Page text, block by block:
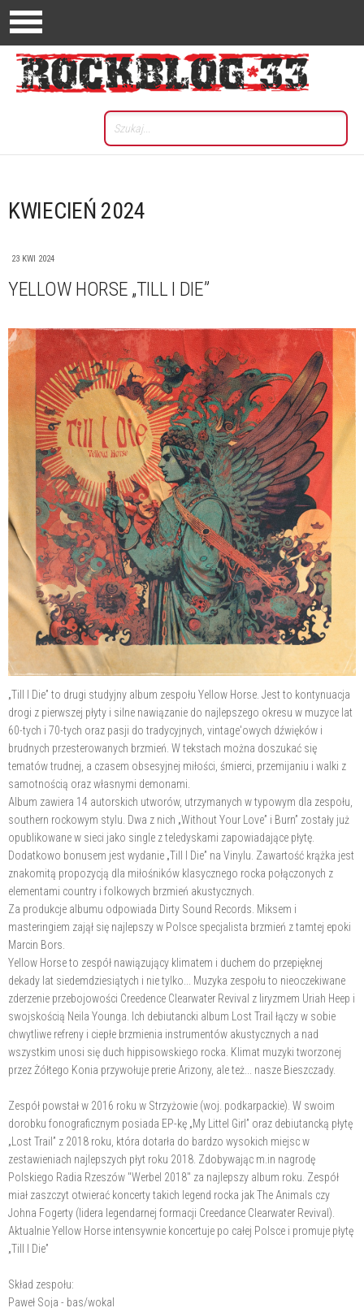
KWIECIEŃ 2024
23 KWI 2024
YELLOW HORSE „TILL I DIE”
„Till I Die” to drugi studyjny album zespołu Yellow Horse. Jest to kontynuacja
drogi z pierwszej płyty i silne nawiązanie do najlepszego okresu w muzyce lat
60-tych i 70-tych oraz pasji do tradycyjnych, vintage'owych dźwięków i
brudnych przesterowanych brzmień. W tekstach można doszukać się
tematów trudnej, a czasem obsesyjnej miłości, śmierci, przemijaniu i walki z
samotnością oraz własnymi demonami.
Album zawiera 14 autorskich utworów, utrzymanych w typowym dla zespołu,
southern rockowym stylu. Dwa z nich „Without Your Love” i Burn” zostały już
opublikowane w sieci jako single z teledyskami zapowiadające płytę.
Dodatkowo bonusem jest wydanie „Till I Die” na Vinylu. Zawartość krążka jest
znakomitą propozycją dla miłośników klasycznego rocka połączonych z
elementami country i folkowych brzmień akustycznych.
Za produkcje albumu odpowiada Dirty Sound Records. Miksem i
masteringiem zajął się najlepszy w Polsce specjalista brzmień z tamtej epoki
Marcin Bors.
Yellow Horse to zespół nawiązujący klimatem i duchem do przepięknej
dekady lat siedemdziesiątych i nie tylko... Muzyka zespołu to nieoczekiwane
zderzenie przebojowości Creedence Clearwater Revival z liryzmem Uriah Heep i
swojskością Neila Younga. Ich debiutancki album Lost Trail łączy w sobie
chwytliwe refreny i ciepłe brzmienia instrumentów akustycznych a nad
wszystkim unosi się duch hippisowskiego rocka. Klimat muzyki tworzonej
przez Żółtego Konia przywołuje prerie Arizony, ale też... nasze Bieszczady.
Zespół powstał w 2016 roku w Strzyżowie (woj. podkarpackie). W swoim
dorobku fonograficznym posiada EP-kę „My Littel Girl” oraz debiutancką płytę
„Lost Trail” z 2018 roku, która dotarła do bardzo wysokich miejsc w
zestawieniach najlepszych płyt roku 2018. Zdobywając m.in nagrodę
Polskiego Radia Rzeszów "Werbel 2018" za najlepszy album roku. Zespół
miał zaszczyt otwierać koncerty takich legend rocka jak The Animals czy
Johna Fogerty (lidera legendarnej formacji Creedance Clearwater Revival).
Aktualnie Yellow Horse intensywnie koncertuje po całej Polsce i promuje płytę
„Till I Die”
Skład zespołu:
Paweł Soja - bas/wokal